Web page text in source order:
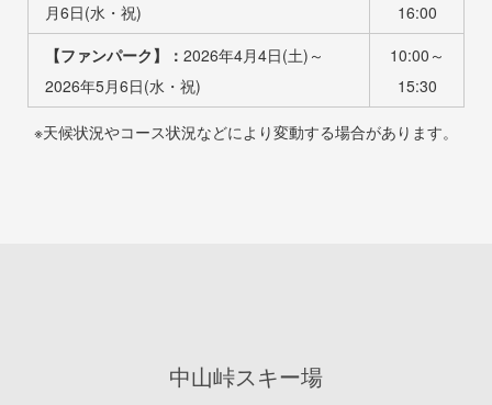
月6日(水・祝)
16:00
【ファンパーク】： 2026年4月4日(土)～
2026年5月6日(水・祝)
10:00～
15:30
※天候状況やコース状況などにより変動する場合があります。
中山峠スキー場